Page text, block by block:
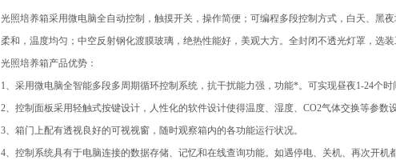
光照培养箱采用微电脑全自动控制，触摸开关，操作简便；可编程多段控制方式，白天、黑
柔和，温度均匀；中空反射钢化渡膜玻璃，绝热性能好，美观大方。全封闭不透光灯罩，选装
光照培养箱产品优势：
1、采用微电脑全智能多段多周期循环控制系统，抗干扰能力强，功能*。可实现昼夜1-24个
2、控制面板采用轻触式按键设计，人性化的软件设计使得温度、湿度、CO2气体交换等参数
3、箱门上配有透视良好的可视视窗，随时观察箱内的各功能运行状况。
4、控制系统具有于电脑连接的数据存储、记忆和在线查询功能。如遇停电、关机、再次开机